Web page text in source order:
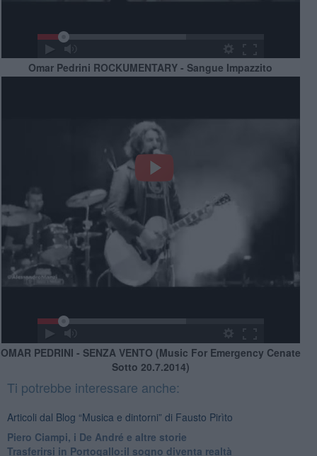
Omar Pedrini ROCKUMENTARY - Sangue Impazzito
OMAR PEDRINI - SENZA VENTO (Music For Emergency Cenate
Sotto 20.7.2014)
Ti potrebbe interessare anche:
Articoli dal Blog “Musica e dintorni” di Fausto Pirìto
​Piero Ciampi, i De André e altre storie
​Trasferirsi in Portogallo:il sogno diventa realtà